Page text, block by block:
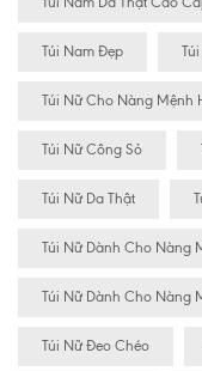
Túi Nam Đẹp
Túi Nữ Cho Nàng Mệnh
Túi Nữ Công Sỏ
Túi Nữ Da Thật
Túi Nữ Dành Cho Nàng
Túi Nữ Dành Cho Nàng
Túi Nữ Đeo Chéo